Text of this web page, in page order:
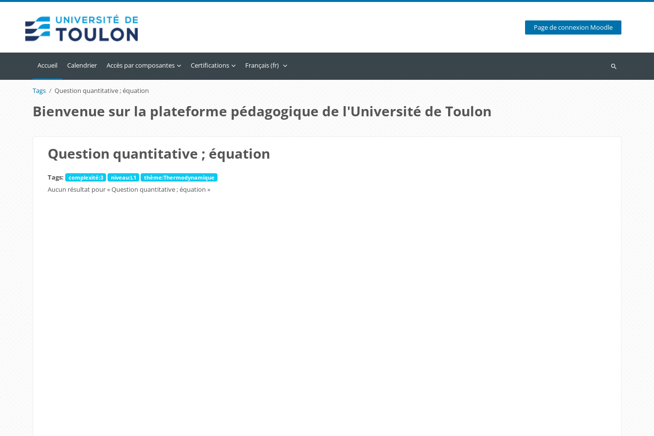
Page de connexion Moodle
Accueil Calendrier Accès par composantes Certifications Français ‎(fr)‎
Recherche
Tags Question quantitative ; équation
Bienvenue sur la plateforme pédagogique de l'Université de Toulon
Question quantitative ; équation
Tags: complexité:3 niveau:L1 thème:Thermodynamique
Aucun résultat pour « Question quantitative ; équation »